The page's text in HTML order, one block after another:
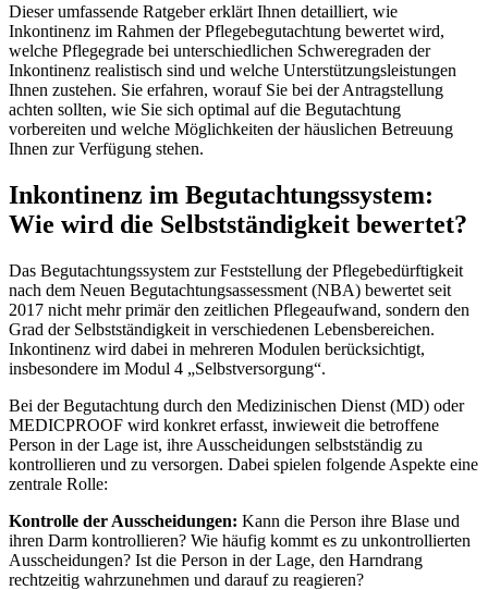
Dieser umfassende Ratgeber erklärt Ihnen detailliert, wie
Inkontinenz im Rahmen der Pflegebegutachtung bewertet wird,
welche Pflegegrade bei unterschiedlichen Schweregraden der
Inkontinenz realistisch sind und welche Unterstützungsleistungen
Ihnen zustehen. Sie erfahren, worauf Sie bei der Antragstellung
achten sollten, wie Sie sich optimal auf die Begutachtung
vorbereiten und welche Möglichkeiten der häuslichen Betreuung
Ihnen zur Verfügung stehen.
Inkontinenz im Begutachtungssystem:
Wie wird die Selbstständigkeit bewertet?
Das Begutachtungssystem zur Feststellung der Pflegebedürftigkeit
nach dem Neuen Begutachtungsassessment (NBA) bewertet seit
2017 nicht mehr primär den zeitlichen Pflegeaufwand, sondern den
Grad der Selbstständigkeit in verschiedenen Lebensbereichen.
Inkontinenz wird dabei in mehreren Modulen berücksichtigt,
insbesondere im Modul 4 „Selbstversorgung“.
Bei der Begutachtung durch den Medizinischen Dienst (MD) oder
MEDICPROOF wird konkret erfasst, inwieweit die betroffene
Person in der Lage ist, ihre Ausscheidungen selbstständig zu
kontrollieren und zu versorgen. Dabei spielen folgende Aspekte eine
zentrale Rolle:
Kontrolle der Ausscheidungen: Kann die Person ihre Blase und
ihren Darm kontrollieren? Wie häufig kommt es zu unkontrollierten
Ausscheidungen? Ist die Person in der Lage, den Harndrang
rechtzeitig wahrzunehmen und darauf zu reagieren?